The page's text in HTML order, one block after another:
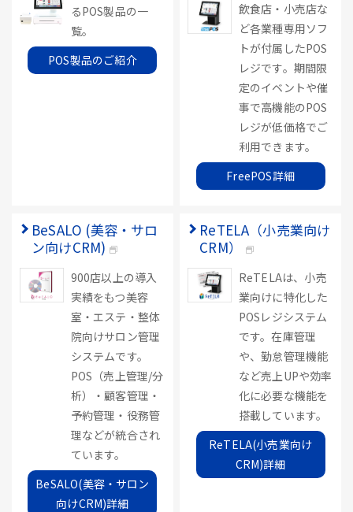
るPOS製品の一
覧。
POS製品のご紹介
飲食店・小売店な
ど各業種専用ソフ
トが付属したPOS
レジです。期間限
定のイベントや催
事で高機能のPOS
レジが低価格でご
利用できます。
FreePOS詳細
BeSALO (美容・サロ
ン向けCRM)
900店以上の導入
実績をもつ美容
室・エステ・整体
院向けサロン管理
システムです。
POS（売上管理/分
析）・顧客管理・
予約管理・役務管
理などが統合され
ています。
BeSALO(美容・サロン
向けCRM)詳細
ReTELA（小売業向け
CRM）
ReTELAは、小売
業向けに特化した
POSレジシステム
です。在庫管理
や、勤怠管理機能
など売上UPや効率
化に必要な機能を
搭載しています。
ReTELA(小売業向け
CRM)詳細